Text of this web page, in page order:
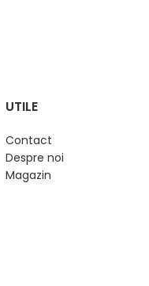
UTILE
Contact
Despre noi
Magazin